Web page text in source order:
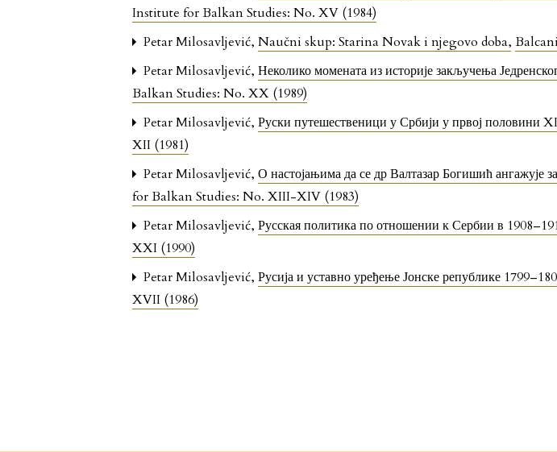
Institute for Balkan Studies: No. XV (1984)
Petar Milosavljević,Naučni skup: Starina Novak i njegovo doba,
Petar Milosavljević,Неколико момената из историје закључења
Balkan Studies: No. XX (1989)
Petar Milosavljević,Руски путешественици у Србији у првој половини
XII (1981)
Petar Milosavljević,О настојањима да се др Валтазар Богишић ангажује
for Balkan Studies: No. XIII-XIV (1983)
Petar Milosavljević,Русская политика по отношении к Сербии в
XXI (1990)
Petar Milosavljević,Русија и уставно уређење Јонске републике
XVII (1986)